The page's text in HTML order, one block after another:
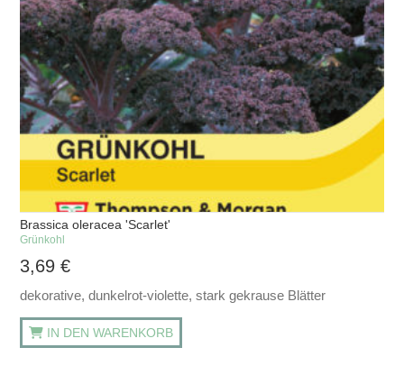
Brassica oleracea 'Scarlet'
Grünkohl
3,69€
dekorative, dunkelrot-violette, stark gekrause Blätter
IN DEN WARENKORB